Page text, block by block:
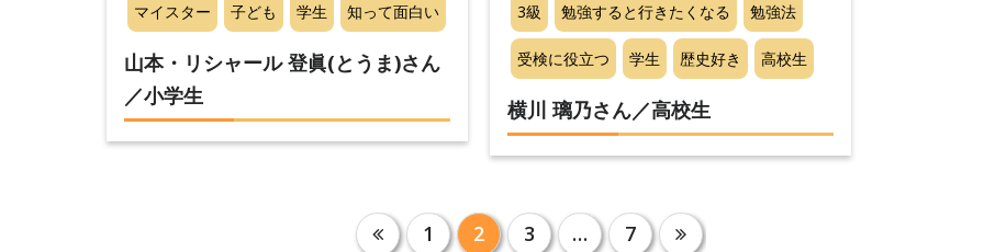
マイスター 子ども 学生 知って面白い
山本・リシャール 登眞(とうま)さん
／小学生
3級 勉強すると行きたくなる 勉強法
受検に役立つ 学生 歴史好き 高校生
横川 璃乃さん／高校生
1 2 3 … 7